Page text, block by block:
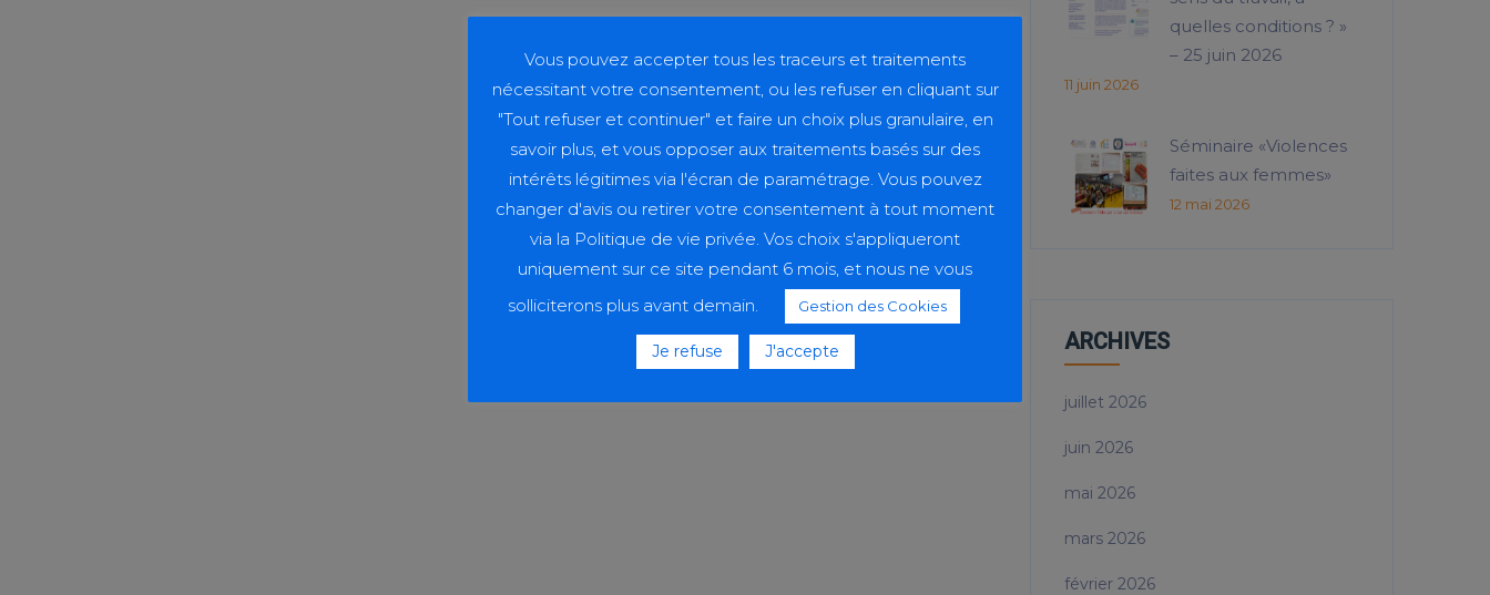
quelles conditions ? »
– 25 juin 2026
11 juin 2026
Séminaire «Violences
faites aux femmes»
12 mai 2026
ARCHIVES
juillet 2026
juin 2026
mai 2026
mars 2026
février 2026
Vous pouvez accepter tous les traceurs et traitements
nécessitant votre consentement, ou les refuser en cliquant sur
"Tout refuser et continuer" et faire un choix plus granulaire, en
savoir plus, et vous opposer aux traitements basés sur des
intérêts légitimes via l'écran de paramétrage. Vous pouvez
changer d'avis ou retirer votre consentement à tout moment
via la Politique de vie privée. Vos choix s'appliqueront
uniquement sur ce site pendant 6 mois, et nous ne vous
solliciterons plus avant demain.
Gestion des Cookies
Je refuse J'accepte